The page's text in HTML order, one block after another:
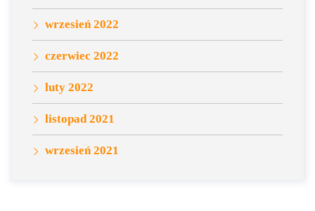
wrzesień 2022
czerwiec 2022
luty 2022
listopad 2021
wrzesień 2021